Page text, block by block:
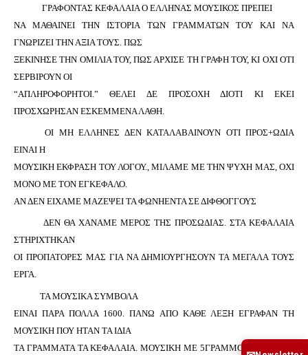
ΓΡΑΦΟΝΤΑΣ ΚΕΦΑΛΑΙΑ Ο ΕΛΛΗΝΑΣ ΜΟΥΣΙΚΟΣ ΠΡΕΠΕΙ
ΝΑ ΜΑΘΑΙΝΕΙ ΤΗΝ ΙΣΤΟΡΙΑ ΤΩΝ ΓΡΑΜΜΑΤΩΝ ΤΟΥ ΚΑΙ ΝΑ
ΓΝΩΡΙΖΕΙ ΤΗΝ ΑΞΙΑ ΤΟΥΣ. ΠΩΣ
ΞΕΚΙΝΗΣΕ ΤΗΝ ΟΜΙΛΙΑ ΤΟΥ, ΠΩΣ ΑΡΧΙΣΕ ΤΗ ΓΡΑΦΗ ΤΟΥ, ΚΙ ΟΧΙ ΟΤΙ
ΣΕΡΒΙΡΟΥΝ ΟΙ
“ΑΠΛΗΡΟΦΟΡΗΤΟΙ.” ΘΕΛΕΙ ΔΕ ΠΡΟΣΟΧΗ ΔΙΟΤΙ ΚΙ ΕΚΕΙ
ΠΡΟΣΧΩΡΗΣΑΝ ΕΣΚΕΜΜΕΝΑ ΛΑΘΗ.
ΟΙ ΜΗ ΕΛΛΗΝΕΣ ΔΕΝ ΚΑΤΑΛΑΒΑΙΝΟΥΝ ΟΤΙ ΠΡΟΣ+ΩΔΙΑ
ΕΙΝΑΙ Η
ΜΟΥΣΙΚΗ ΕΚΦΡΑΣΗ ΤΟΥ ΛΟΓΟΥ., ΜΙΛΑΜΕ ΜΕ ΤΗΝ ΨΥΧΗ ΜΑΣ, ΟΧΙ
ΜΟΝΟ ΜΕ ΤΟΝ ΕΓΚΕΦΑΛΟ.
ΑΝ ΔΕΝ ΕΙΧΑΜΕ ΜΑΖΕΨΕΙ ΤΑ ΦΩΝΗΕΝΤΑ ΣΕ ΔΙΦΘΟΓΓΟΥΣ
ΔΕΝ ΘΑ ΧΑΝΑΜΕ ΜΕΡΟΣ ΤΗΣ ΠΡΟΣΩΔΙΑΣ. ΣΤΑ ΚΕΦΑΛΑΙΑ
ΣΤΗΡΙΧΤΗΚΑΝ
ΟΙ ΠΡΟΠΑΤΟΡΕΣ ΜΑΣ ΓΙΑ ΝΑ ΔΗΜΙΟΥΡΓΗΣΟΥΝ ΤΑ ΜΕΓΑΛΑ ΤΟΥΣ
ΕΡΓΑ.
ΤΑ ΜΟΥΣΙΚΑ ΣΥΜΒΟΛΑ
ΕΙΝΑΙ ΠΑΡΑ ΠΟΛΛΑ 1600. ΠΑΝΩ ΑΠΟ ΚΑΘΕ ΛΕΞΗ ΕΓΡΑΦΑΝ ΤΗ
ΜΟΥΣΙΚΗ ΠΟΥ ΗΤΑΝ ΤΑ ΙΔΙΑ
ΤΑ ΓΡΑΜΜΑΤΑ ΤΑ ΚΕΦΑΛΑΙΑ. ΜΟΥΣΙΚΗ ΜΕ 5ΓΡΑΜΜΟ ΚΑΙ ΝΟΤΕΣ,